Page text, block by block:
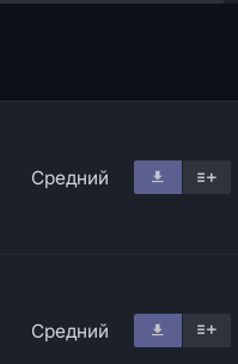
Средний
Средний